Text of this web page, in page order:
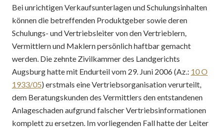
Bei unrichtigen Verkaufsunterlagen und Schulungsinhalten
können die betreffenden Produktgeber sowie deren
Schulungs- und Vertriebsleiter von den Vertrieblern,
Vermittlern und Maklern persönlich haftbar gemacht
werden. Die zehnte Zivilkammer des Landgerichts
Augsburg hatte mit Endurteil vom 29. Juni 2006 (Az.: 10 O
1933/05) erstmals eine Vertriebsorganisation verurteilt,
dem Beratungskunden des Vermittlers den entstandenen
Anlageschaden aufgrund falscher Vertriebsinformationen
komplett zu ersetzen. Im vorliegenden Fall hatte der Leiter